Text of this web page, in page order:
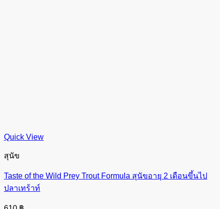
Quick View
สุนัข
Taste of the Wild Prey Trout Formula สุนัขอายุ 2 เดือนขึ้นไป
ปลาเทร้าท์